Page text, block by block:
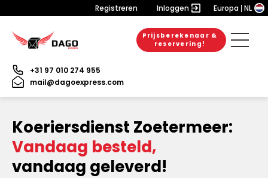
Registreren Inloggen Europa NL
Prijsberekenaar &
reservering!
+31 97 010 274 955
mail@dagoexpress.com
Koeriersdienst Zoetermeer:
Vandaag besteld,
vandaag geleverd!